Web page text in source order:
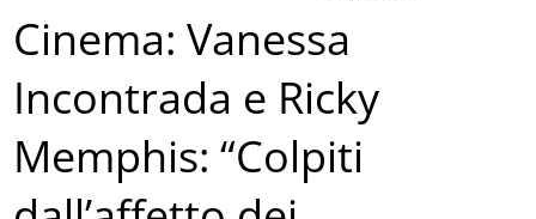
Cinema: Vanessa
Incontrada e Ricky
Memphis: “Colpiti